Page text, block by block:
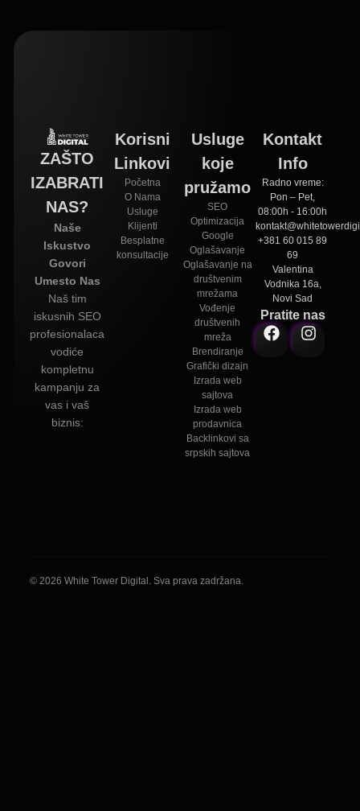
ZAŠTO
IZABRATI
NAS?
Naše
Iskustvo
Govori
Umesto Nas
Naš tim
iskusnih SEO
profesionalaca
vodiće
kompletnu
kampanju za
vas i vaš
biznis:
Korisni
Linkovi
Početna
O Nama
Usluge
Klijenti
Besplatne
konsultacije
Usluge
koje
pružamo
SEO
Optimizacija
Google
Oglašavanje
Oglašavanje na
društvenim
mrežama
Vođenje
društvenih
mreža
Brendiranje
Grafički dizajn
Izrada web
sajtova
Izrada web
prodavnica
Backlinkovi sa
srpskih sajtova
Kontakt
Info
Radno vreme:
Pon – Pet,
08:00h - 16:00h
+381 60 015 89
69
Valentina
Vodnika 16a,
Novi Sad
Pratite nas
© 2026 White Tower Digital. Sva prava zadržana.